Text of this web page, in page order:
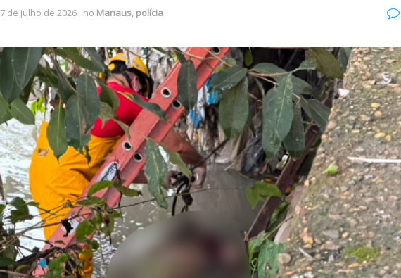
7 de julho de 2026 no Manaus, polícia